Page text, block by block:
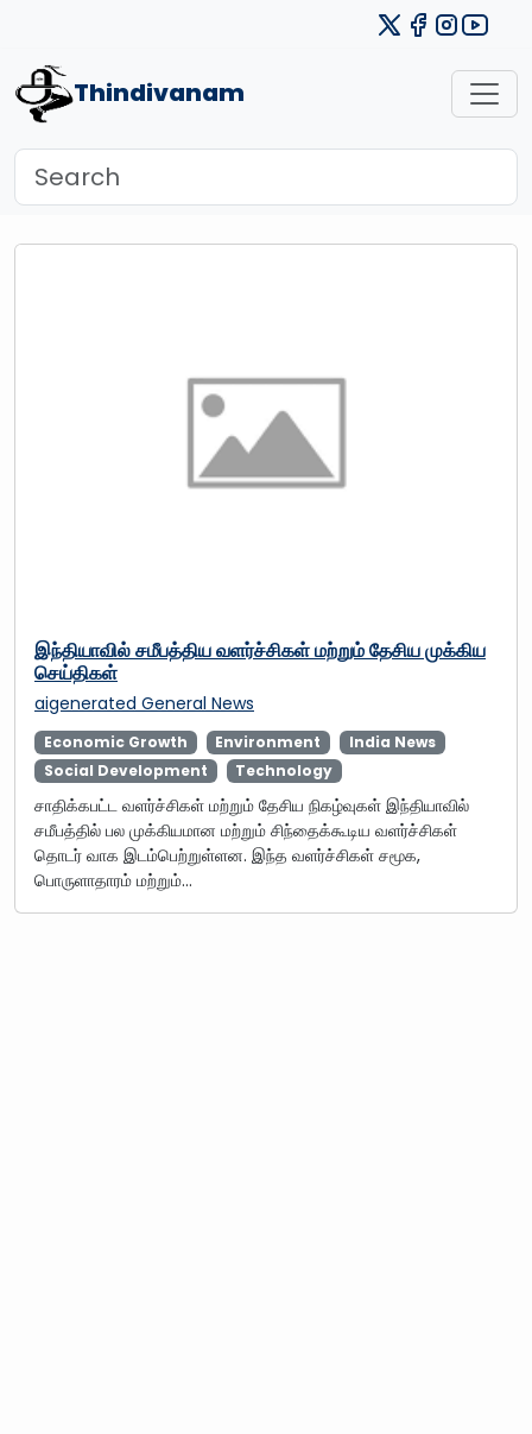
Thindivanam
இந்தியாவில் சமீபத்திய வளர்ச்சிகள் மற்றும் தேசிய முக்கிய
செய்திகள்
aigenerated General News
Economic Growth Environment
India News
Social Development
Technology
சாதிக்கபட்ட வளர்ச்சிகள் மற்றும் தேசிய நிகழ்வுகள் இந்தியாவில்
சமீபத்தில் பல முக்கியமான மற்றும் சிந்தைக்கூடிய வளர்ச்சிகள்
தொடர் வாக இடம்பெற்றுள்ளன. இந்த வளர்ச்சிகள் சமூக,
பொருளாதாரம் மற்றும்…